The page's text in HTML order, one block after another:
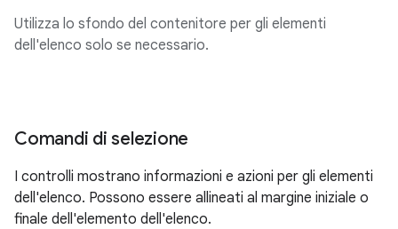
Utilizza lo sfondo del contenitore per gli elementi
dell'elenco solo se necessario.
Comandi di selezione
I controlli mostrano informazioni e azioni per gli elementi
dell'elenco. Possono essere allineati al margine iniziale o
finale dell'elemento dell'elenco.